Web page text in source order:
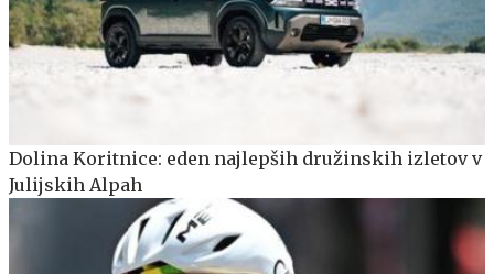
Dolina Koritnice: eden najlepših družinskih izletov v
Julijskih Alpah